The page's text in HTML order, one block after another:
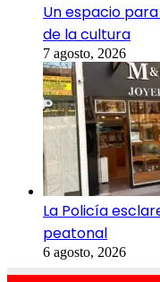
Un espacio
de la cultura
7 agosto, 2026
La Policía
peatonal
6 agosto, 2026